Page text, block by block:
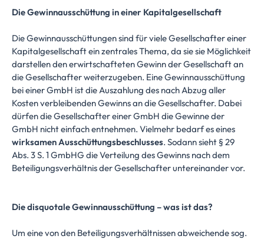
Die Gewinnausschüttung in einer Kapitalgesellschaft
Die Gewinnausschüttungen sind für viele Gesellschafter einer
Kapitalgesellschaft ein zentrales Thema, da sie sie Möglichkeit
darstellen den erwirtschafteten Gewinn der Gesellschaft an
die Gesellschafter weiterzugeben. Eine Gewinnausschüttung
bei einer GmbH ist die Auszahlung des nach Abzug aller
Kosten verbleibenden Gewinns an die Gesellschafter. Dabei
dürfen die Gesellschafter einer GmbH die Gewinne der
GmbH nicht einfach entnehmen. Vielmehr bedarf es eines
wirksamen Ausschüttungsbeschlusses. Sodann sieht § 29
Abs. 3 S. 1 GmbHG die Verteilung des Gewinns nach dem
Beteiligungsverhältnis der Gesellschafter untereinander vor.
Die disquotale Gewinnausschüttung – was ist das?
Um eine von den Beteiligungsverhältnissen abweichende sog.